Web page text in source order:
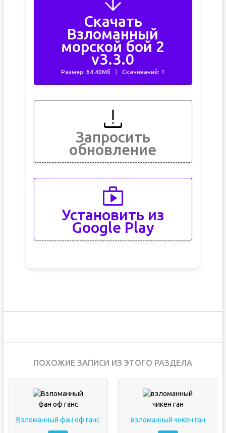
Скачать
Взломанный
морской бой 2
v3.3.0
Размер: 64.40Мб Скачиваний: 1
Запросить
обновление
Установить из
Google Play
ПОХОЖИЕ ЗАПИСИ ИЗ ЭТОГО РАЗДЕЛА
Взломанный фан оф ганс взломанный чикен ган